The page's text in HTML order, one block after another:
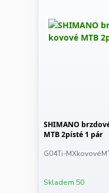
SHIMANO
MTB 2písté 1 pár
G04Ti-
Skladem 50